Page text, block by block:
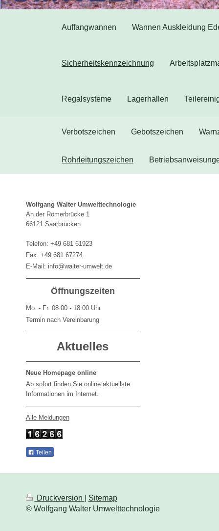
Auffangwannen Wannen Auskleidung
Sicherheitskennzeichnung
Regalsysteme Lagerhallen
Verbotszeichen Gebotszeichen
Rohrleitungszeichen
Wolfgang Walter Umwelttechnologie
An der Römerbrücke 1
66121 Saarbrücken
Telefon: +49 681 61923
Fax. +49 681 67274
E-Mail: info@walter-umwelt.de
Öffnungszeiten
Mo. - Fr. 08.00 - 18.00 Uhr
Termin nach Vereinbarung
Aktuelles
Neue Homepage online
Ab sofort finden Sie online aktuellste
Informationen im Internet.
Alle Meldungen
Teilen
Druckversion
Sitemap
© Wolfgang Walter Umwelttechnologie